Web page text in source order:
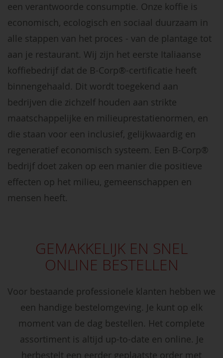
een verantwoorde consumptie. Onze koffie is
economisch, ecologisch en sociaal duurzaam in
alle stappen van het proces - van de plantage tot
aan je restaurant. Wij zijn het eerste Italiaanse
koffiebedrijf dat de B-Corp®-certificatie heeft
binnengehaald. Dit wordt toegekend aan
bedrijven die zichzelf houden aan strikte
maatschappelijke en milieuprestatienormen, en
die staan voor een inclusief, gelijkwaardig en
regeneratief economisch systeem. Een B-Corp®
bedrijf doet zaken op een manier die positieve
effecten op het milieu, gemeenschappen en
mensen heeft.
GEMAKKELIJK EN SNEL
ONLINE BESTELLEN
Voor bestaande professionele klanten hebben we
een handige bestelomgeving. Je kunt op elk
moment van de dag bestellen. Het complete
assortiment is altijd up-to-date en online. Je
herbestelt een eerder geplaatste order met